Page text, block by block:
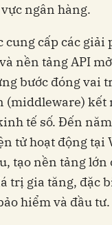
ngân hàng.
cung cấp các giải
nền tảng API
bước đóng vai
(middleware) kết
tế số. Đến
tử hoạt động tại
tạo nền tảng lớn
trị gia tăng, đặc
hiểm và đầu tư.